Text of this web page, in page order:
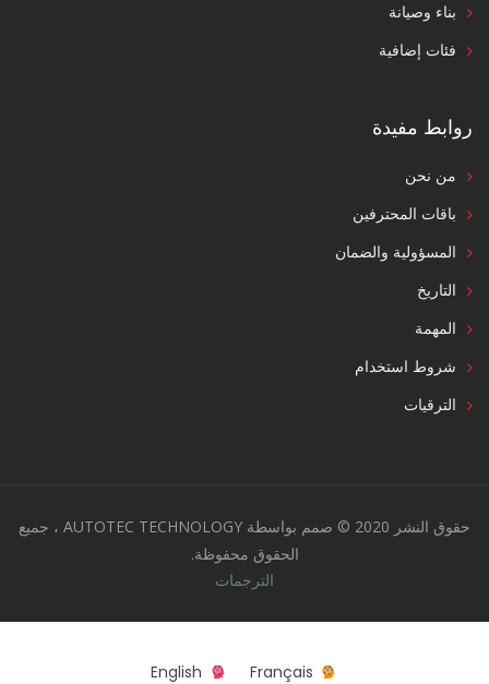
بناء وصيانة
فئات إضافية
روابط مفيدة
من نحن
باقات المحترفين
المسؤولية والضمان
التاريخ
المهمة
شروط استخدام
الترقيات
حقوق النشر 2020 © صمم بواسطة AUTOTEC TECHNOLOGY ، جميع
الحقوق محفوظة.
الترجمات
Français
English